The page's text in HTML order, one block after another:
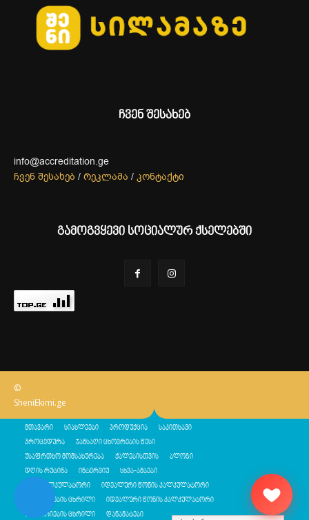
ჩვენ შესახებ
info@accreditation.ge
ჩვენ შესახებ / რეკლამა / კონტაქტი
გამოგვყევი სოციალურ ქსელებში
©
SheniEkimi.ge
მთავარი სიახლეები პროდუქცია საკითხავი
პროცედურა ჯანსაღი ცხოვრების წესი
უსაფრთხო მომსახურება ქალებისთვის ბლოგი
დღის რუტინა ინტერვიუ სხვა-ამბები
შენი კალკულატორი იდეალური წონის კალკულატორი
კალორიების ცხრილი იდეალური წონის კალკულატორი
კალორიების ცხრილი დანამატები